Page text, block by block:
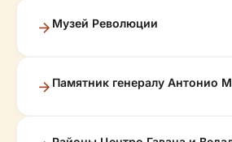
Музей Революции
Памятник генералу Антонио